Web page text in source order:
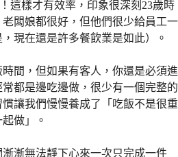
這樣才有效率，印象很深刻23歲時
闆娘都很好，但他們很少給員工一
現在還是許多餐飲業是如此）。
間，但如果有客人，你還是必須進
都是邊吃邊做，很少有一個完整的
讓我們慢慢養成了「吃飯不是很重
做」。
漸無法靜下心來一次只完成一件